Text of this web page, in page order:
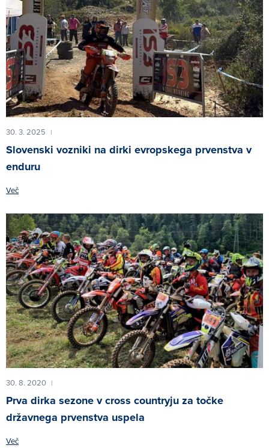
30. 3. 2025 |
Slovenski vozniki na dirki evropskega prvenstva v
enduru
Več
30. 8. 2020 |
Prva dirka sezone v cross countryju za točke
državnega prvenstva uspela
Več